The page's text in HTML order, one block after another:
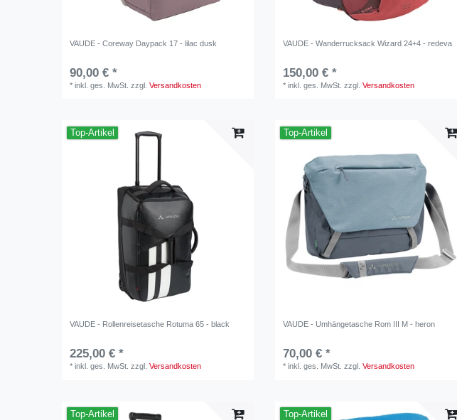
VAUDE - Coreway Daypack 17 - lilac dusk
90,00 € *
*inkl. ges. MwSt. zzgl.Versandkosten
VAUDE - Wanderrucksack Wizard 24+4 - redeva
150,00 € *
*inkl. ges. MwSt. zzgl.Versandkosten
Top-Artikel
VAUDE - Rollenreisetasche Rotuma 65 - black
225,00 € *
*inkl. ges. MwSt. zzgl.Versandkosten
Top-Artikel
VAUDE - Umhängetasche Rom III M - heron
70,00 € *
*inkl. ges. MwSt. zzgl.Versandkosten
Top-Artikel Top-Artikel